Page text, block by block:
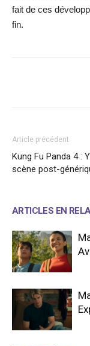
fait de ces
fin.
Article précédent
Kung Fu Panda 4 :
scène post-
ARTICLES EN